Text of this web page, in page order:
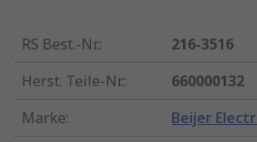
RS Best.-Nr.:
216-3516
Herst. Teile-Nr.:
660000132
Marke: Beijer